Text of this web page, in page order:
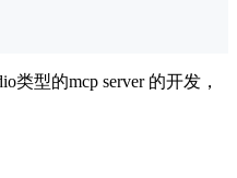
类型的mcp server 的开发，